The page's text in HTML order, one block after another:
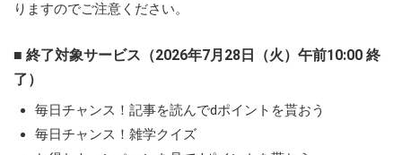
りますのでご注意ください。
■ 終了対象サービス（2026年7月28日（火）午前10:00 終
了）
毎日チャンス！記事を読んでdポイントを貰おう
毎日チャンス！雑学クイズ